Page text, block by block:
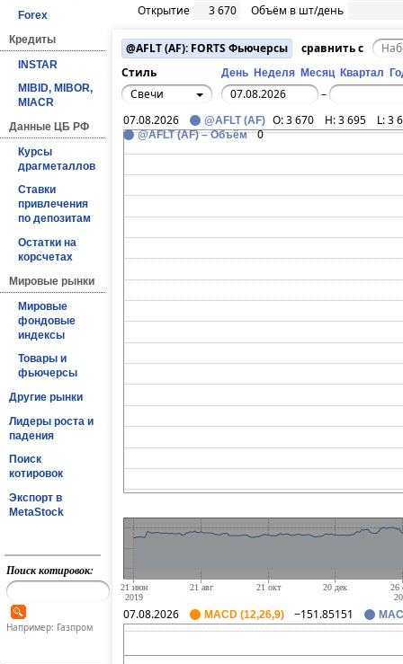
Forex
Кредиты
INSTAR
MIBID, MIBOR,
MIACR
Данные ЦБ РФ
Курсы
драгметаллов
Ставки
привлечения
по депозитам
Остатки на
корсчетах
Мировые рынки
Мировые
фондовые
индексы
Товары и
фьючерсы
Другие рынки
Лидеры роста и
падения
Поиск
котировок
Экспорт в
MetaStock
Поиск котировок:
Например: Газпром
Открытие
3 670
Объём в шт/день
@AFLT (AF): FORTS Фьючерсы
сравнить с
Стиль
День Неделя Месяц Квартал
Свечи
–
07.08.2026
@AFLT (AF) O:3 670 H:3 695 L:3
@AFLT (AF) – Объём 0
07.08.2026 MACD (12,26,9) −151.85151